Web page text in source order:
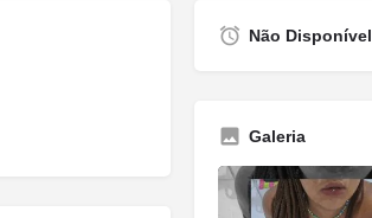
Não Disponível
Galeria